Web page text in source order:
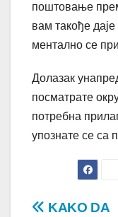
поштовање
вам такође
ментално се
Долазак
посматрате
потребна
упознате се са
KAKO DA